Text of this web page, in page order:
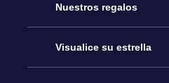
Atención
Contáctanos
Nuestros regalos
Regalo Estrella Online
Visualice su estrella